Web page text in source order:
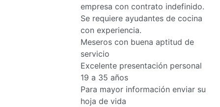
empresa con contrato indefinido.
Se requiere ayudantes de cocina
con experiencia.
Meseros con buena aptitud de
servicio
Excelente presentación personal
19 a 35 años
Para mayor información enviar su
hoja de vida